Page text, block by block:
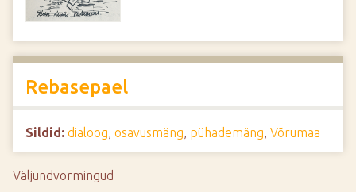
Rebasepael
Sildid: dialoog, osavusmäng, pühademäng, Võrumaa
Väljundvormingud